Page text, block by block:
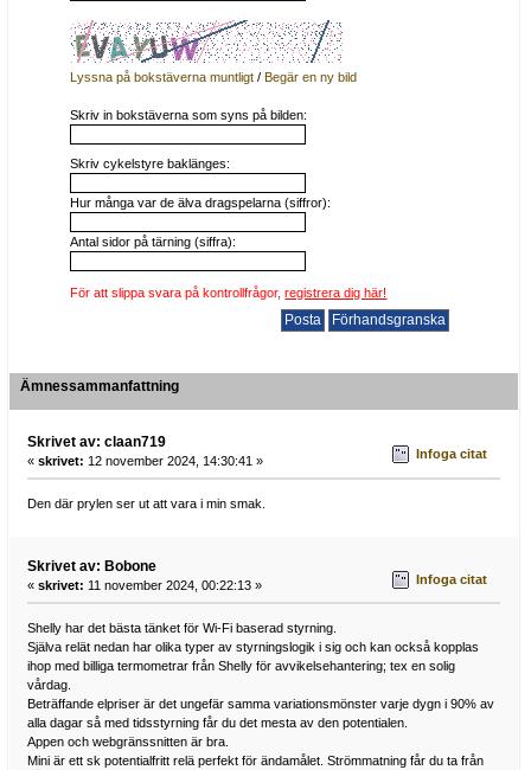
Lyssna på bokstäverna muntligt /Begär en ny bild
Skriv in bokstäverna som syns på bilden:
Skriv cykelstyre baklänges:
Hur många var de älva dragspelarna (siffror):
Antal sidor på tärning (siffra):
För att slippa svara på kontrollfrågor,registrera dig här!
Ämnessammanfattning
Skrivet av: claan719
« skrivet: 12 november 2024, 14:30:41 » Infoga citat
Den där prylen ser ut att vara i min smak.
Skrivet av: Bobone
« skrivet: 11 november 2024, 00:22:13 » Infoga citat
Shelly har det bästa tänket för Wi-Fi baserad styrning.
Själva relät nedan har olika typer av styrningslogik i sig och kan också kopplas
ihop med billiga termometrar från Shelly för avvikelsehantering; tex en solig
vårdag.
Beträffande elpriser är det ungefär samma variationsmönster varje dygn i 90% av
alla dagar så med tidsstyrning får du det mesta av den potentialen.
Appen och webgränssnitten är bra.
Mini är ett sk potentialfritt relä perfekt för ändamålet. Strömmatning får du ta från